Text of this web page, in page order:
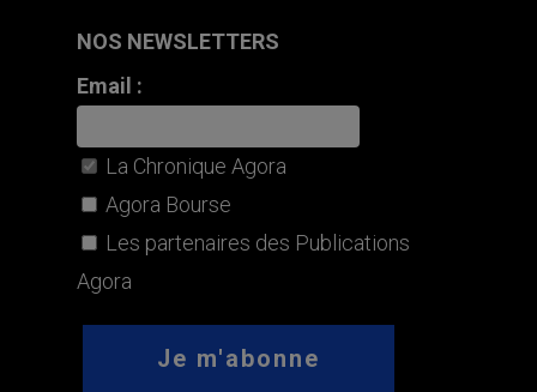
NOS NEWSLETTERS
Email :
La Chronique Agora
Agora Bourse
Les partenaires des Publications
Agora